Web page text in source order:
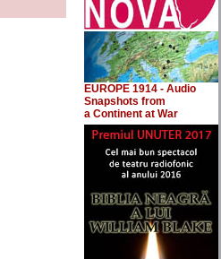
EUROPE 1914 - Audio
Snapshots from
a Continent at War